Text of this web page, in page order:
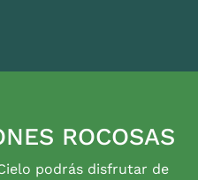
ROCOSAS
podrás disfrutar de